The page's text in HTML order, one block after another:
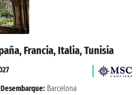
Francia, Italia, Tunisia
Desembarque: Barcelona